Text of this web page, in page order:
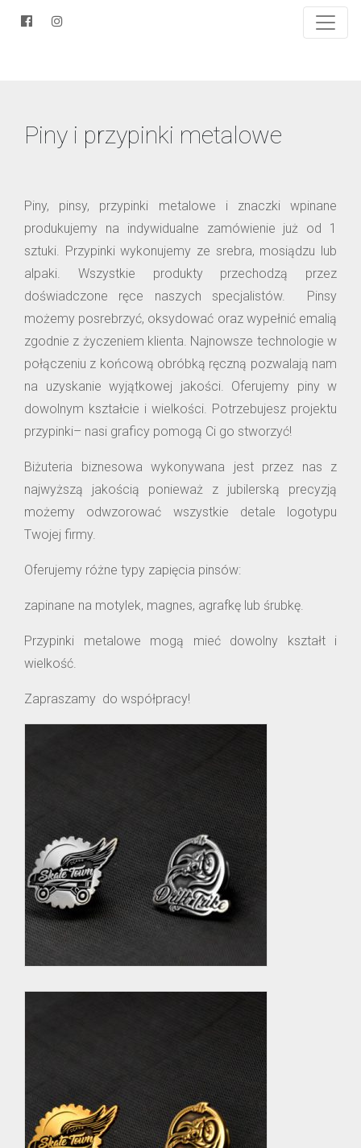
Piny i przypinki metalowe
Piny, pinsy, przypinki metalowe i znaczki wpinane
produkujemy na indywidualne zamówienie już od 1
sztuki. Przypinki wykonujemy ze srebra, mosiądzu lub
alpaki. Wszystkie produkty przechodzą przez
doświadczone ręce naszych specjalistów. Pinsy
możemy posrebrzyć, oksydować oraz wypełnić emalią
zgodnie z życzeniem klienta. Najnowsze technologie w
połączeniu z końcową obróbką ręczną pozwalają nam
na uzyskanie wyjątkowej jakości. Oferujemy piny w
dowolnym kształcie i wielkości. Potrzebujesz projektu
przypinki– nasi graficy pomogą Ci go stworzyć!
Biżuteria biznesowa wykonywana jest przez nas z
najwyższą jakością ponieważ z jubilerską precyzją
możemy odwzorować wszystkie detale logotypu
Twojej firmy.
Oferujemy różne typy zapięcia pinsów:
zapinane na motylek, magnes, agrafkę lub śrubkę.
Przypinki metalowe mogą mieć dowolny kształt i
wielkość.
Zapraszamy do współpracy!